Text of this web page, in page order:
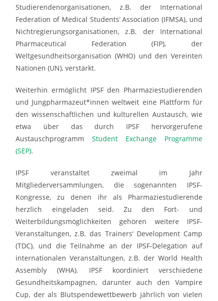
Studierendenorganisationen, z.B. der International
Federation of Medical Students‘ Association (IFMSA), und
Nichtregierungsorganisationen, z.B. der International
Pharmaceutical Federation (FIP), der
Weltgesundheitsorganisation (WHO) und den Vereinten
Nationen (UN), verstärkt.
Weiterhin ermöglicht IPSF den Pharmaziestudierenden
und Jungpharmazeut*innen weltweit eine Plattform für
den wissenschaftlichen und kulturellen Austausch, wie
etwa über das durch IPSF hervorgerufene
AustauschprogrammStudent Exchange Programme
(SEP).
IPSF veranstaltet zweimal im Jahr
Mitgliederversammlungen, die sogenannten IPSF-
Kongresse, zu denen ihr als Pharmaziestudierende
herzlich eingeladen seid. Zu den Fort- und
Weiterbildungsmöglichkeiten gehören weitere IPSF-
Veranstaltungen, z.B. das Trainers‘ Development Camp
(TDC), und die Teilnahme an der IPSF-Delegation auf
internationalen Veranstaltungen, z.B. der World Health
Assembly (WHA). IPSF koordiniert verschiedene
Gesundheitskampagnen, darunter auch den Vampire
Cup, der als Blutspendewettbewerb jährlich von vielen